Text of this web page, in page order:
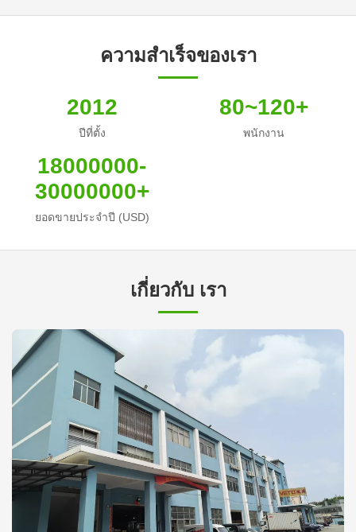
ความสำเร็จของเรา
2012
ปีที่ตั้ง
80~120+
พนักงาน
18000000-
30000000+
ยอดขายประจำปี (USD)
เกี่ยวกับ เรา